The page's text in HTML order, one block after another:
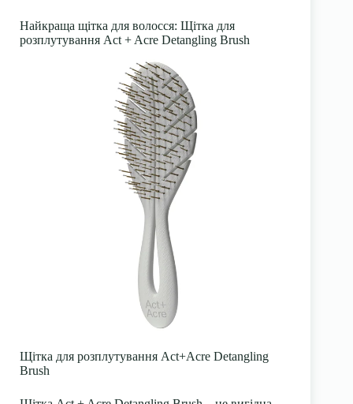
Найкраща щітка для волосся: Щітка для
розплутування Act + Acre Detangling Brush
Щітка для розплутування Act+Acre Detangling
Brush